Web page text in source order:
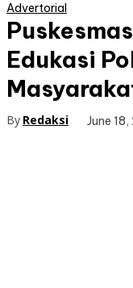
Advertorial
Edukasi
By Redaksi June